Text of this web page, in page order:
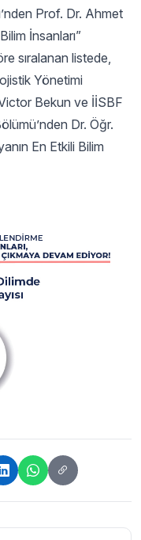
Prof. Dr. Ahmet
İnsanları”
sıralanan listede,
Yönetimi
Bekun ve İİSBF
Dr. Öğr.
En Etkili Bilim